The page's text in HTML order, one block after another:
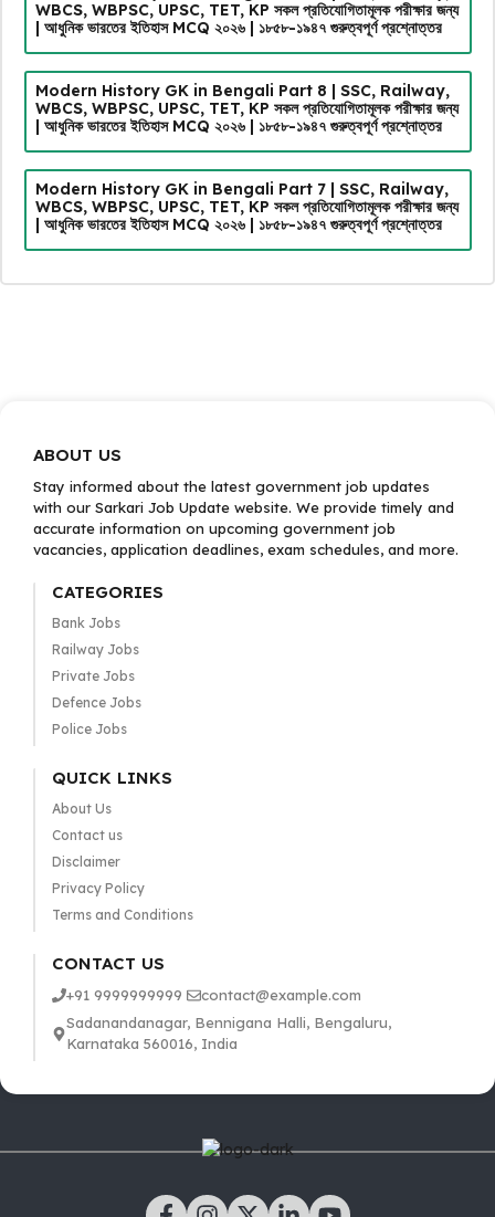
WBCS, WBPSC, UPSC, TET, KP সকল প্রতিযোগিতামূলক পরীক্ষার জন্য
| আধুনিক ভারতের ইতিহাস MCQ ২০২৬ | ১৮৫৮-১৯৪৭ গুরুত্বপূর্ণ প্রশ্নোত্তর
Modern History GK in Bengali Part 8 | SSC, Railway,
WBCS, WBPSC, UPSC, TET, KP সকল প্রতিযোগিতামূলক পরীক্ষার জন্য
| আধুনিক ভারতের ইতিহাস MCQ ২০২৬ | ১৮৫৮-১৯৪৭ গুরুত্বপূর্ণ প্রশ্নোত্তর
Modern History GK in Bengali Part 7 | SSC, Railway,
WBCS, WBPSC, UPSC, TET, KP সকল প্রতিযোগিতামূলক পরীক্ষার জন্য
| আধুনিক ভারতের ইতিহাস MCQ ২০২৬ | ১৮৫৮-১৯৪৭ গুরুত্বপূর্ণ প্রশ্নোত্তর
ABOUT US
Stay informed about the latest government job updates
with our Sarkari Job Update website. We provide timely and
accurate information on upcoming government job
vacancies, application deadlines, exam schedules, and more.
CATEGORIES
Bank Jobs
Railway Jobs
Private Jobs
Defence Jobs
Police Jobs
QUICK LINKS
About Us
Contact us
Disclaimer
Privacy Policy
Terms and Conditions
CONTACT US
+91 9999999999
contact@example.com
Sadanandanagar, Bennigana Halli, Bengaluru,
Karnataka 560016, India